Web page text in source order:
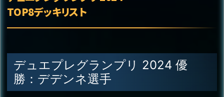
TOP8デッキリスト
デュエプレグランプリ 2024 優
勝：デデンネ選手